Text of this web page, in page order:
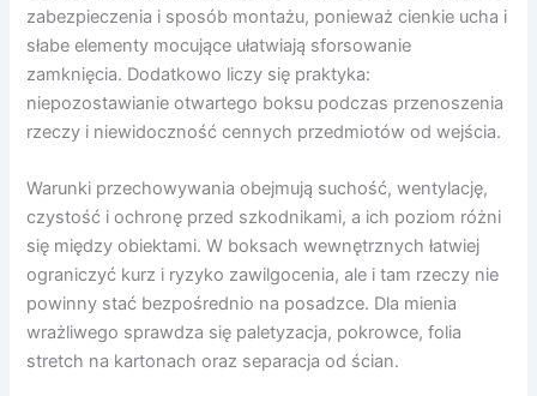
zabezpieczenia i sposób montażu, ponieważ cienkie ucha i
słabe elementy mocujące ułatwiają sforsowanie
zamknięcia. Dodatkowo liczy się praktyka:
niepozostawianie otwartego boksu podczas przenoszenia
rzeczy i niewidoczność cennych przedmiotów od wejścia.
Warunki przechowywania obejmują suchość, wentylację,
czystość i ochronę przed szkodnikami, a ich poziom różni
się między obiektami. W boksach wewnętrznych łatwiej
ograniczyć kurz i ryzyko zawilgocenia, ale i tam rzeczy nie
powinny stać bezpośrednio na posadzce. Dla mienia
wrażliwego sprawdza się paletyzacja, pokrowce, folia
stretch na kartonach oraz separacja od ścian.